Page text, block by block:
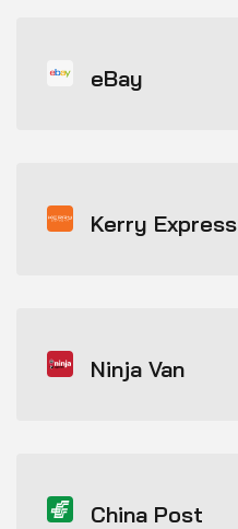
eBay
Kerry Express
Ninja Van
China Post